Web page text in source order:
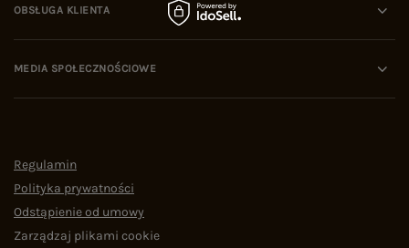
OBSŁUGA KLIENTA
MEDIA SPOŁECZNOŚCIOWE
Regulamin
Polityka prywatności
Odstąpienie od umowy
Zarządzaj plikami cookie